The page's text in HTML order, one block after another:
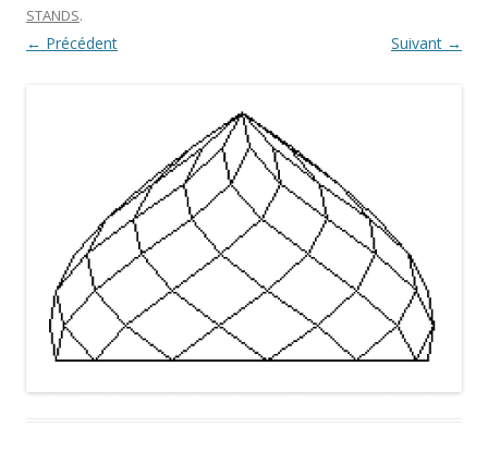
STANDS.
← Précédent Suivant →